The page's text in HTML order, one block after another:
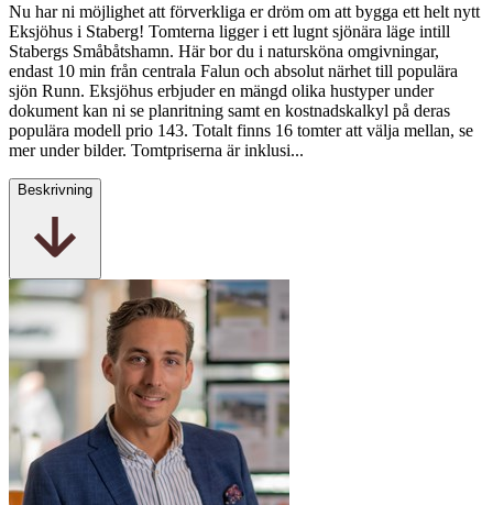
Nu har ni möjlighet att förverkliga er dröm om att bygga ett helt nytt
Eksjöhus i Staberg! Tomterna ligger i ett lugnt sjönära läge intill
Stabergs Småbåtshamn. Här bor du i natursköna omgivningar,
endast 10 min från centrala Falun och absolut närhet till populära
sjön Runn. Eksjöhus erbjuder en mängd olika hustyper under
dokument kan ni se planritning samt en kostnadskalkyl på deras
populära modell prio 143. Totalt finns 16 tomter att välja mellan, se
mer under bilder. Tomtpriserna är inklusi...
Beskrivning